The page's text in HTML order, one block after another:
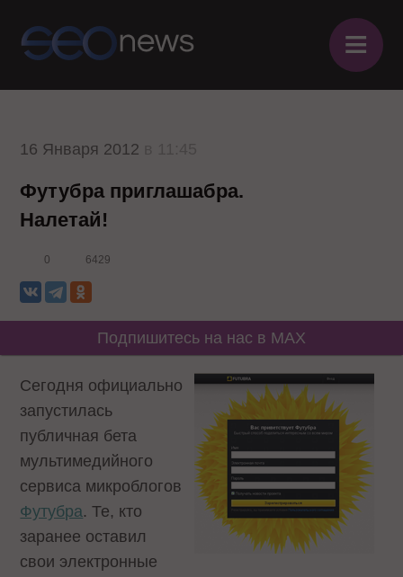
≡
16 Января 2012
Футубра приглашабра.
Налетай!
0 6429
Подпишитесь на нас в MAX
Сегодня официально
запустилась
публичная бета
мультимедийного
сервиса микроблогов
Футубра. Те, кто
заранее оставил
свои электронные